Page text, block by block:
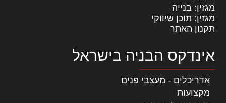
מגזין: בנייה
מגזין: תוכן שיווקי
תקנון האתר
אינדקס הבניה בישראל
אדריכלים - מעצבי פנים
מקצועות